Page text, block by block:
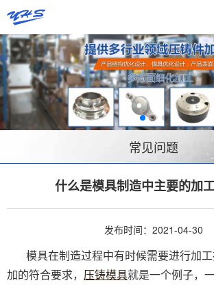
常见问题
什么是模具制造中主要的加
发布时间：2021-04-30
模具在制造过程中有时候需要进行加
加的符合要求， 压铸模具就是一个例子，